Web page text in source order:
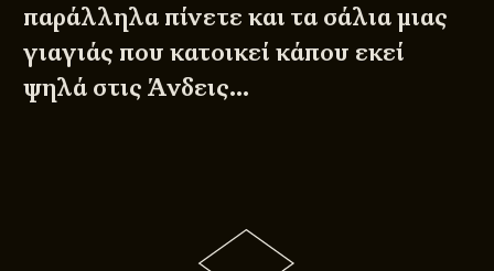
παράλληλα πίνετε και τα σάλια μιας
γιαγιάς που κατοικεί κάπου εκεί
ψηλά στις Άνδεις…